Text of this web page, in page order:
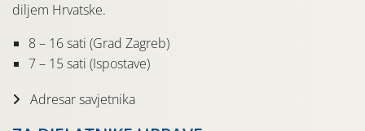
diljem Hrvatske.
8 – 16 sati (Grad Zagreb)
7 – 15 sati (Ispostave)
Adresar savjetnika